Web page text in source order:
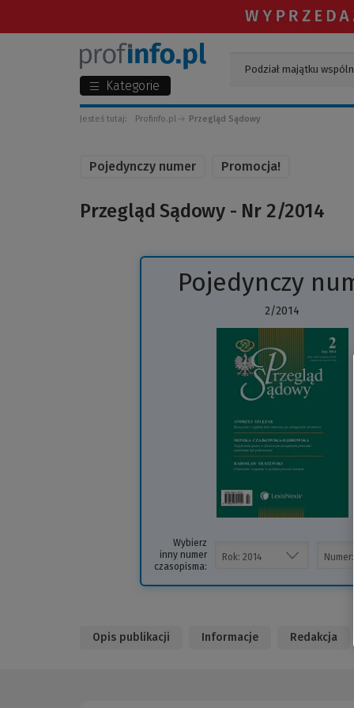
Kategorie
Jesteś tutaj: Profinfo.pl Przegląd Sądowy
Pojedynczy numer Promocja!
Przegląd Sądowy - Nr 2/2014
Pojedynczy
2/2014
Wybierz
inny numer
czasopisma:
Opis publikacji Informacje Redakcja